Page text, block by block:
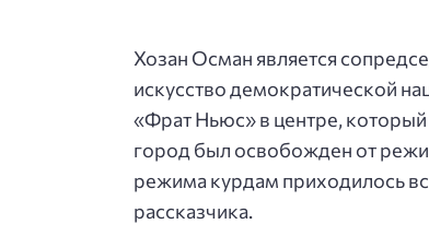
Хозан Осман является
искусство демократической
«Фрат Ньюс» в центре, который
город был освобожден от
режима курдам приходилось
рассказчика.